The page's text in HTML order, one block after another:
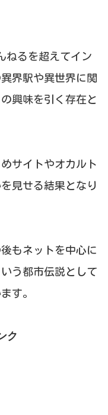
ねるを超えてイン
界駅や異世界に関
興味を引く存在と
サイトやオカルト
見せる結果となり
もネットを中心に
う都市伝説として
す。
ク